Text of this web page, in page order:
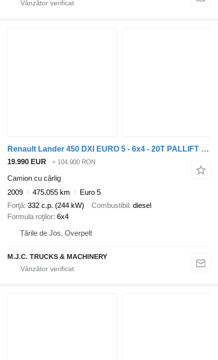
Renault Lander 450 DXI EURO 5 - 6x4 - 20T PALLIFT HAAKSYSTEEM / ABROLLKI
19.990 EUR ≈ 104.900 RON
Camion cu cârlig
2009
475.055 km
Euro 5
Forţă 332 c.p. (244 kW) Combustibil diesel
Formula roţilor 6x4
Țările de Jos, Overpelt
M.J.C. TRUCKS & MACHINERY